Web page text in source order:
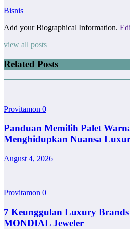
Bisnis
Add your Biographical Information.
view all posts
Related Posts
Provitamon 0
Panduan Memilih Palet
Menghidupkan Nuansa
August 4, 2026
Provitamon 0
7 Keunggulan Luxury Brands
MONDIAL Jeweler